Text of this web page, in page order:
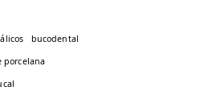
bucodental
porcelana